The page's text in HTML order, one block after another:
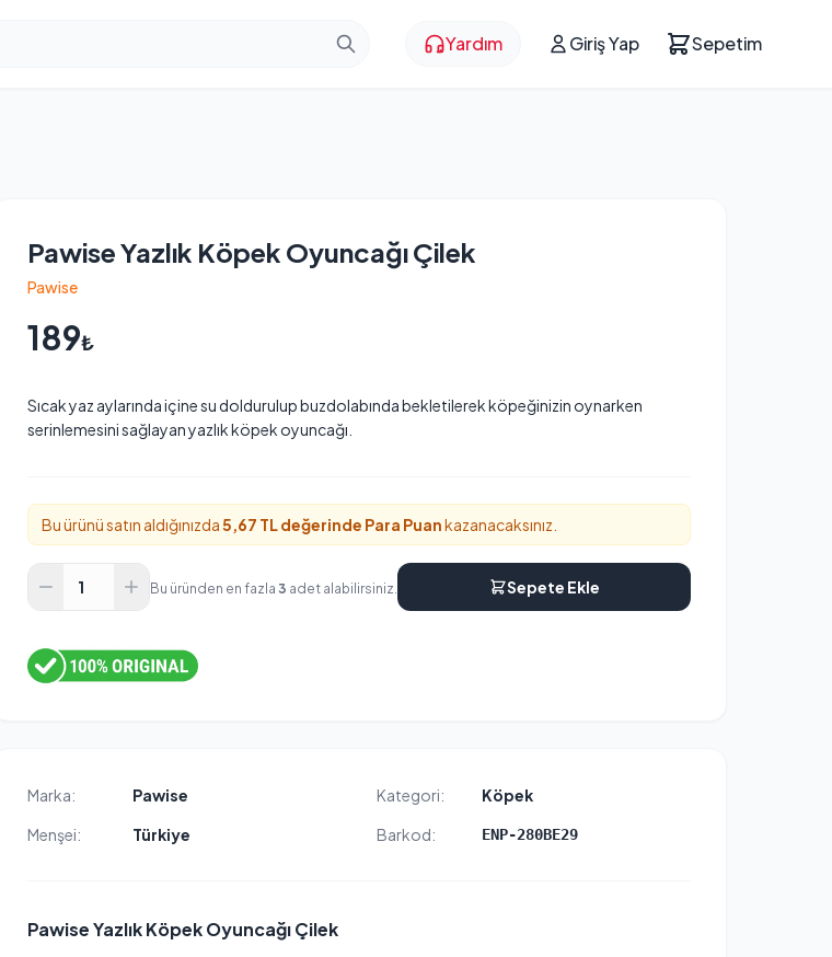
Yardım Giriş Yap Sepetim
Pawise Yazlık Köpek Oyuncağı Çilek
Pawise
189₺
Sıcak yaz aylarında içine su doldurulup buzdolabında bekletilerek köpeğinizin oynarken
serinlemesini sağlayan yazlık köpek oyuncağı.
Bu ürünü satın aldığınızda5,67 TL değerinde Para Puankazanacaksınız.
Bu üründen en fazla 3 adet alabilirsiniz. Sepete Ekle
Marka: Pawise Kategori:
Köpek
Menşei:
Türkiye Barkod: ENP-280BE29
Pawise Yazlık Köpek Oyuncağı Çilek